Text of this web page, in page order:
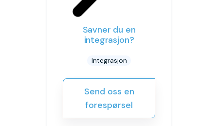
Savner du en
integrasjon?
Integrasjon
Send oss en
forespørsel